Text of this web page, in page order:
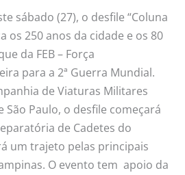
sábado (27), o desfile “Coluna
os 250 anos da cidade e os 80
da FEB – Força
para a 2ª Guerra Mundial.
de Viaturas Militares
Paulo, o desfile começará
de Cadetes do
um trajeto pelas principais
O evento tem apoio da